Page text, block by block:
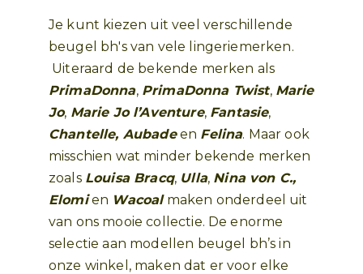
Je kunt kiezen uit veel verschillende
beugel bh's van vele lingeriemerken.
Uiteraard de bekende merken als
PrimaDonna, PrimaDonnaTwist, Marie
Jo, Marie Jo l’Aventure, Fantasie,
Chantelle, Aubadeen Felina. Maar ook
misschien wat minder bekende merken
zoals Louisa Bracq, Ulla, Nina vonC.,
Elomien Wacoalmaken onderdeel uit
van ons mooie collectie. De enorme
selectie aan modellen beugel bh’s in
onze winkel, maken dat er voor elke